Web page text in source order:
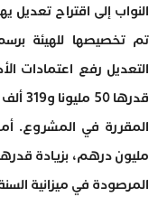
النواب إلى اقتراح تعديل
المرصودة في ميزانية